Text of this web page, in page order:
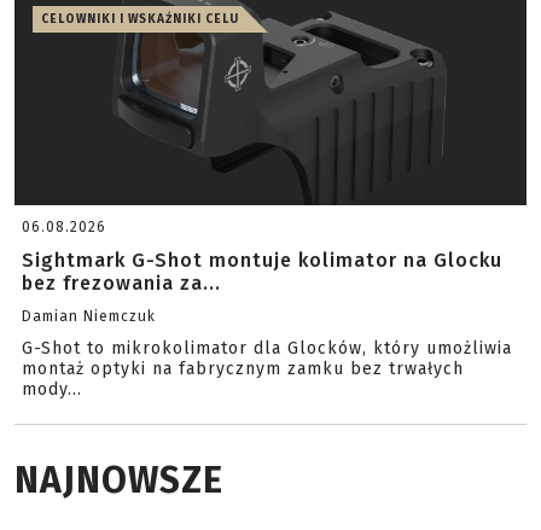
CELOWNIKI I WSKAŹNIKI CELU
06.08.2026
Sightmark G-Shot montuje kolimator na Glocku
bez frezowania za...
Damian Niemczuk
G-Shot to mikrokolimator dla Glocków, który umożliwia
montaż optyki na fabrycznym zamku bez trwałych
mody...
NAJNOWSZE